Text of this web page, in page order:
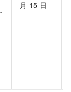
月 15 日